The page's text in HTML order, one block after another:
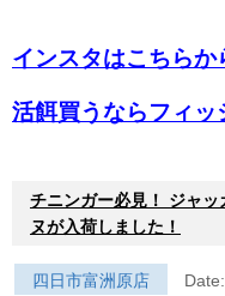
インスタはこちらか
活餌買うならフィッ
チニンガー必見！ ジャ
ヌが入荷しました！
四日市富洲原店